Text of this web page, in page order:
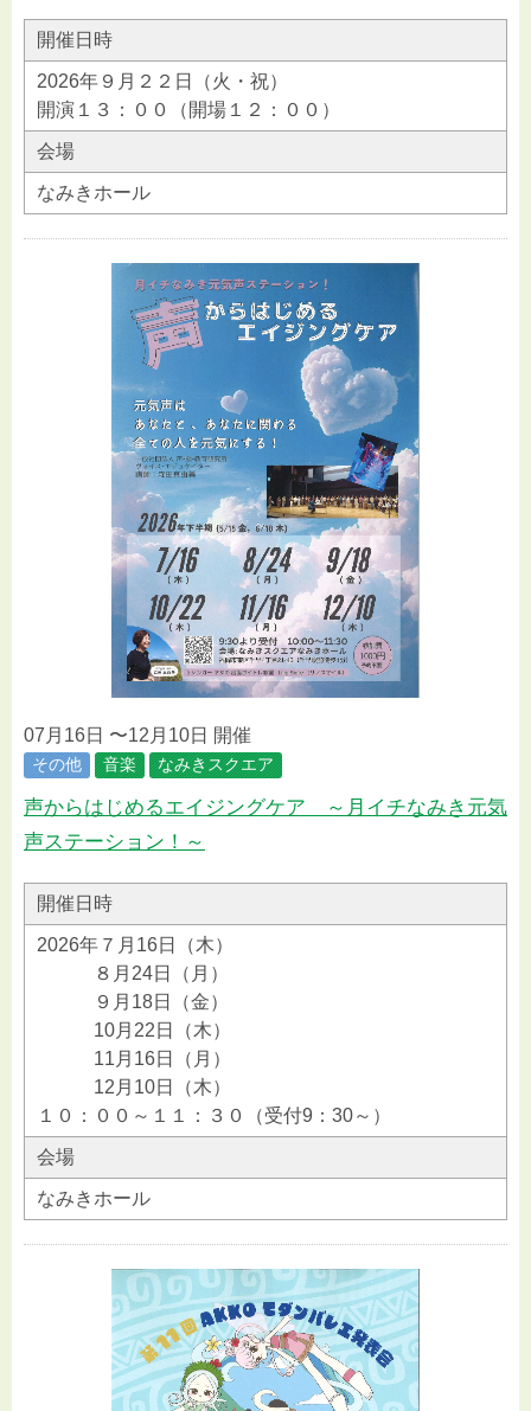
開催日時
2026年９月２２日（火・祝）
開演１３：００（開場１２：００）
会場
なみきホール
07月16日 〜12月10日 開催
その他 音楽 なみきスクエア
声からはじめるエイジングケア ～月イチなみき元気
声ステーション！～
開催日時
2026年７月16日（木）
８月24日（月）
９月18日（金）
10月22日（木）
11月16日（月）
12月10日（木）
１０：００～１１：３０（受付9：30～）
会場
なみきホール